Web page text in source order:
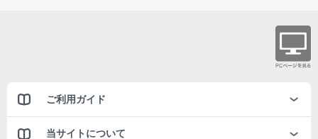
ご利用ガイド
当サイトについて